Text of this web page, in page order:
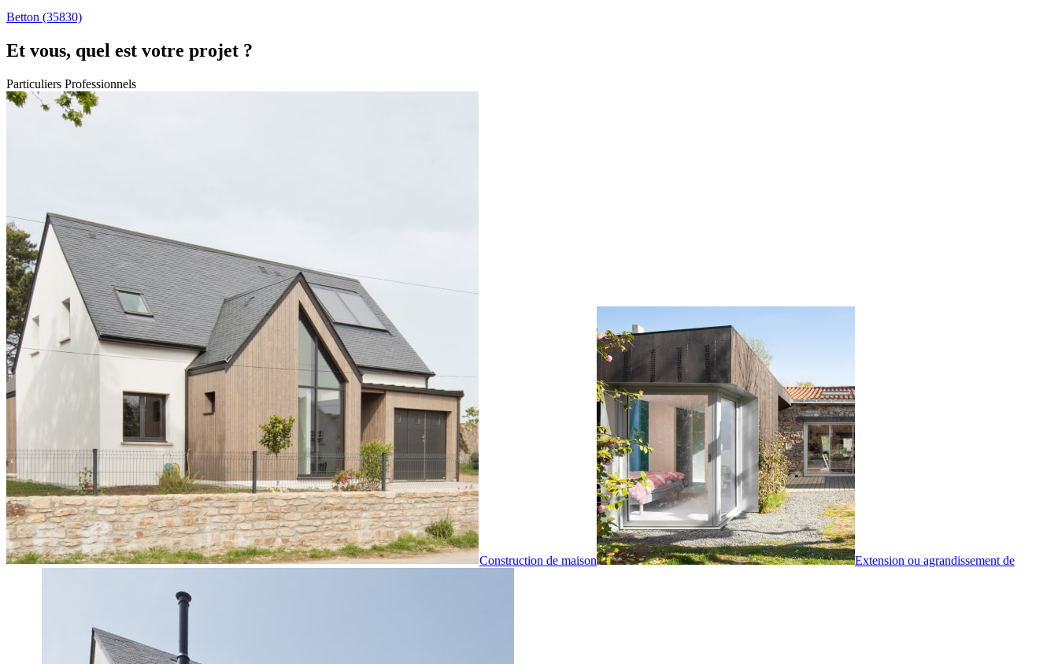
Betton (35830)
Et vous, quel est votre projet ?
Particuliers Professionnels
Construction de maison Extension ou agrandissement de